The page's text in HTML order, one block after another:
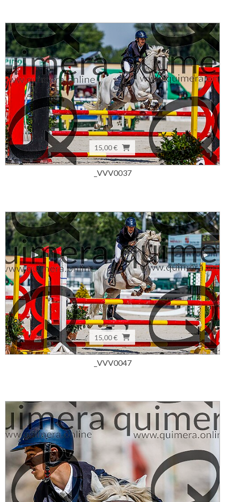
15,00 €
_VVV0037
15,00 €
_VVV0047